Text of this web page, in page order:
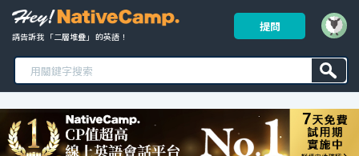
請告訴我 「二層堆疊」 的英語！
提問